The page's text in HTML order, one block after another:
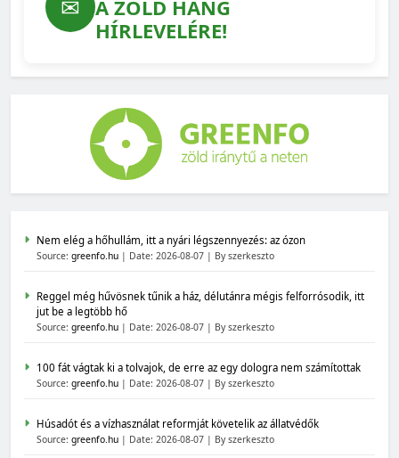
✉
A ZÖLD HANG
HÍRLEVELÉRE!
Nem elég a hőhullám, itt a nyári légszennyezés: az ózon
Source: greenfo.hu Date: 2026-08-07 By szerkeszto
Reggel még hűvösnek tűnik a ház, délutánra mégis felforrósodik, itt
jut be a legtöbb hő
Source: greenfo.hu Date: 2026-08-07 By szerkeszto
100 fát vágtak ki a tolvajok, de erre az egy dologra nem számítottak
Source: greenfo.hu Date: 2026-08-07 By szerkeszto
Húsadót és a vízhasználat reformját követelik az állatvédők
Source: greenfo.hu Date: 2026-08-07 By szerkeszto